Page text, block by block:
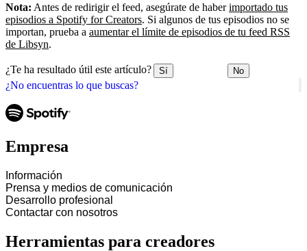
¿No encuentras lo que buscas?
Nota: Antes de redirigir el feed, asegúrate de haberimportado tus
episodios a Spotify for Creators. Si algunos de tus episodios no se
importan, prueba a aumentar el límite de episodios de tu feed RSS
de Libsyn.
¿Te ha resultado útil este artículo? Sí No
Empresa
Información
Prensa y medios de comunicación
Desarrollo profesional
Contactar con nosotros
Herramientas para creadores